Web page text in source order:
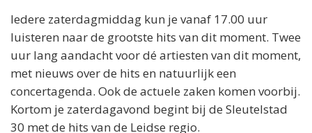
Iedere zaterdagmiddag kun je vanaf 17.00 uur
luisteren naar de grootste hits van dit moment. Twee
uur lang aandacht voor dé artiesten van dit moment,
met nieuws over de hits en natuurlijk een
concertagenda. Ook de actuele zaken komen voorbij.
Kortom je zaterdagavond begint bij de Sleutelstad
30 met de hits van de Leidse regio.